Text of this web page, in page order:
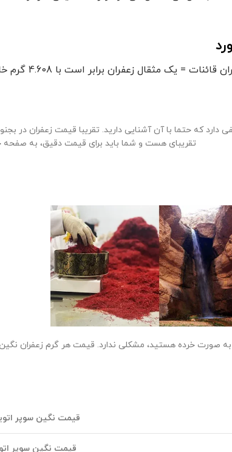
یک مثقال زعفران برابر است با 4.608 گرم خالص
که حتما با آن آشنایی دارید. تقریبا قیمت زعفران در
تقریبای هست و شما باید برای قیمت دقیق، به
به صورت خرده هستید، مشکلی ندارد. قیمت هر گرم زعفران
قیمت نگین سوپر
قیمت نگین سوپر